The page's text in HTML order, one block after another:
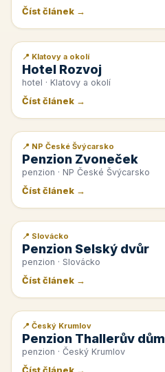
Číst článek →
📰 PR článek
📍 Klatovy a okolí
Hotel Rozvoj
hotel · Klatovy a okolí
Číst článek →
📰 PR článek
📍 NP České Švýcarsko
Penzion Zvoneček
penzion · NP České Švýcarsko
Číst článek →
📰 PR článek
📍 Slovácko
Penzion Selský dvůr
penzion · Slovácko
Číst článek →
📰 PR článek
📍 Český Krumlov
Penzion Thallerův dům
penzion · Český Krumlov